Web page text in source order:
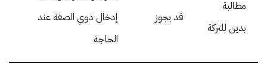
مطالبة
بدين للتركة
قد يجوز
إدخال ذوي الصفة عند
الحاجة